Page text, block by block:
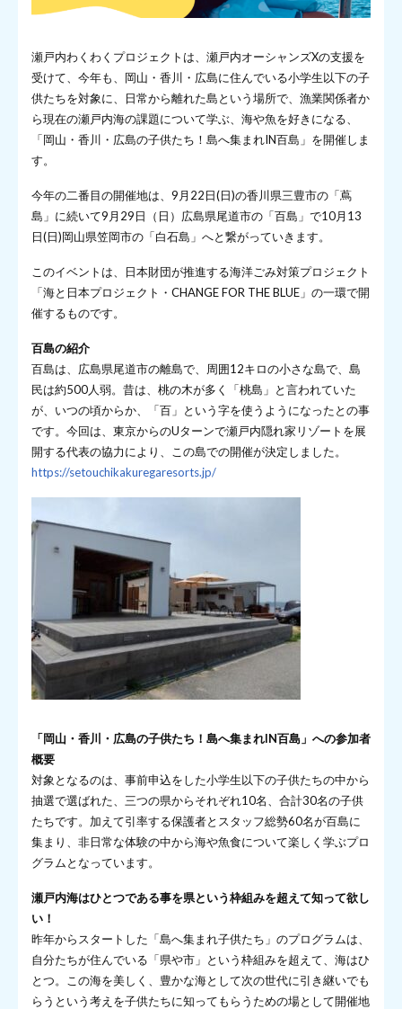
瀬戸内わくわくプロジェクトは、瀬戸内オーシャンズXの支援を
受けて、今年も、岡山・香川・広島に住んでいる小学生以下の子
供たちを対象に、日常から離れた島という場所で、漁業関係者か
ら現在の瀬戸内海の課題について学ぶ、海や魚を好きになる、
「岡山・香川・広島の子供たち！島へ集まれIN百島」を開催しま
す。
今年の二番目の開催地は、9月22日(日)の香川県三豊市の「蔦
島」に続いて9月29日（日）広島県尾道市の「百島」で10月13
日(日)岡山県笠岡市の「白石島」へと繋がっていきます。
このイベントは、日本財団が推進する海洋ごみ対策プロジェクト
「海と日本プロジェクト・CHANGE FOR THE BLUE」の一環で開
催するものです。
百島の紹介
百島は、広島県尾道市の離島で、周囲12キロの小さな島で、島
民は約500人弱。昔は、桃の木が多く「桃島」と言われていた
が、いつの頃からか、「百」という字を使うようになったとの事
です。今回は、東京からのUターンで瀬戸内隠れ家リゾートを展
開する代表の協力により、この島での開催が決定しました。
https://setouchikakuregaresorts.jp/
「岡山・香川・広島の子供たち！島へ集まれIN百島」への参加者
概要
対象となるのは、事前申込をした小学生以下の子供たちの中から
抽選で選ばれた、三つの県からそれぞれ10名、合計30名の子供
たちです。加えて引率する保護者とスタッフ総勢60名が百島に
集まり、非日常な体験の中から海や魚食について楽しく学ぶプロ
グラムとなっています。
瀬戸内海はひとつである事を県という枠組みを超えて知って欲し
い！
昨年からスタートした「島へ集まれ子供たち」のプログラムは、
自分たちが住んでいる「県や市」という枠組みを超えて、海はひ
とつ。この海を美しく、豊かな海として次の世代に引き継いでも
らうという考えを子供たちに知ってもらうための場として開催地